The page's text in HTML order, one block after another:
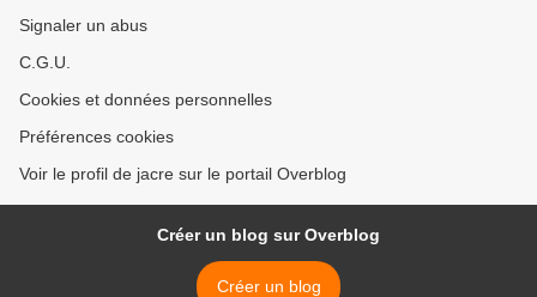
Signaler un abus
C.G.U.
Cookies et données personnelles
Préférences cookies
Voir le profil de jacre sur le portail Overblog
Créer un blog sur Overblog
Créer un blog